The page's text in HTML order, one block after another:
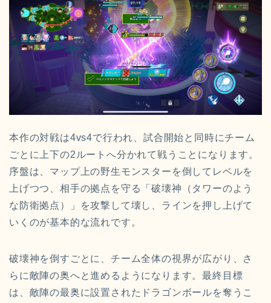
本作の対戦は4vs4で行われ、試合開始と同時にチーム
ごとに上下の2ルートへ分かれて戦うことになります。
序盤は、マップ上の野生モンスターを倒してレベルを
上げつつ、相手の拠点を守る「破壊神（タワーのよう
な防衛拠点）」を攻撃して壊し、ラインを押し上げて
いくのが基本的な流れです。
破壊神を倒すごとに、チーム全体の視界が広がり、さ
らに敵陣の奥へと進めるようになります。最終目標
は、敵陣の最奥に設置されたドラゴンボールを奪うこ